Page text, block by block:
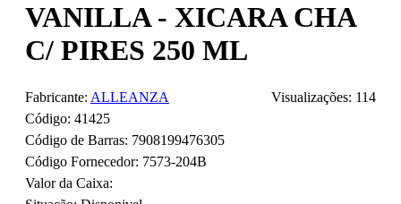
VANILLA - XICARA CHA
C/ PIRES 250 ML
Visualizações: 114
Fabricante: ALLEANZA
Código: 41425
Código de Barras: 7908199476305
Código Fornecedor: 7573-204B
Valor da Caixa: